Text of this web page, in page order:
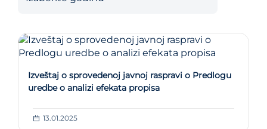
Izveštaj o sprovedenoj javnoj raspravi o Predlogu
uredbe o analizi efekata propisa
13.01.2025